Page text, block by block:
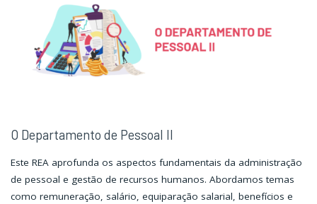
O Departamento de Pessoal II
Este REA aprofunda os aspectos fundamentais da administração
de pessoal e gestão de recursos humanos. Abordamos temas
como remuneração, salário, equiparação salarial, benefícios e